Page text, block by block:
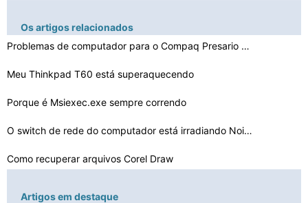
Os artigos relacionados
Problemas de computador para o Compaq Presario SR1103WM…
Meu Thinkpad T60 está superaquecendo
Porque é Msiexec.exe sempre correndo
O switch de rede do computador está irradiando Noise
Como recuperar arquivos Corel Draw
Artigos em destaque